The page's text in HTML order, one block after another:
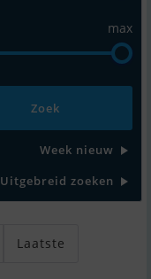
max
Week nieuw
Uitgebreid zoeken
Laatste